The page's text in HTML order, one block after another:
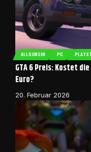
ALLGEMEIN PC
GTA 6 Preis: Kostet
Euro?
20. Februar 2026